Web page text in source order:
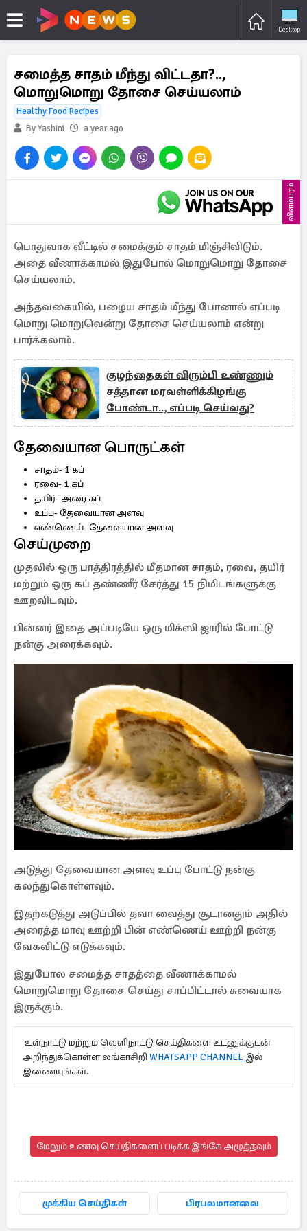
Desktop
சமைத்த சாதம் மீந்து விட்டதா?..,
மொறுமொறு தோசை செய்யலாம்
Healthy Food Recipes
By Yashini
a year ago
விளம்பரம்
பொதுவாக வீட்டில் சமைக்கும் சாதம் மிஞ்சிவிடும்.
அதை வீணாக்காமல் இதுபோல் மொறுமொறு தோசை
செய்யலாம்.
அந்தவகையில், பழைய சாதம் மீந்து போனால் எப்படி
மொறு மொறுவென்று தோசை செய்யலாம் என்று
பார்க்கலாம்.
குழந்தைகள் விரும்பி உண்ணும்
சத்தான மரவள்ளிக்கிழங்கு
போண்டா.., எப்படி செய்வது?
தேவையான பொருட்கள்
சாதம்- 1 கப்
ரவை- 1 கப்
தயிர்- அரை கப்
உப்பு- தேவையான அளவு
எண்ணெய்- தேவையான அளவு
செய்முறை
முதலில் ஒரு பாத்திரத்தில் மீதமான சாதம், ரவை, தயிர்
மற்றும் ஒரு கப் தண்ணீர் சேர்த்து 15 நிமிடங்களுக்கு
ஊறவிடவும்.
பின்னர் இதை அப்படியே ஒரு மிக்ஸி ஜாரில் போட்டு
நன்கு அரைக்கவும்.
அடுத்து தேவையான அளவு உப்பு போட்டு நன்கு
கலந்துகொள்ளவும்.
இதற்கடுத்து அடுப்பில் தவா வைத்து சூடானதும் அதில்
அரைத்த மாவு ஊற்றி பின் எண்ணெய் ஊற்றி நன்கு
வேகவிட்டு எடுக்கவும்.
இதுபோல சமைத்த சாதத்தை வீணாக்காமல்
மொறுமொறு தோசை செய்து சாப்பிட்டால் சுவையாக
இருக்கும்.
உள்நாட்டு மற்றும் வெளிநாட்டு செய்திகளை உடனுக்குடன்
அறிந்துக்கொள்ள லங்காசிறி WHATSAPP CHANNEL இல்
இணையுங்கள்.
மேலும் உணவு செய்திகளைப் படிக்க இங்கே அழுத்தவும்
முக்கிய செய்திகள் பிரபலமானவை